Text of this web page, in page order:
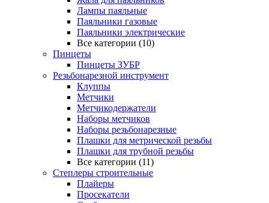
Лампы паяльные
Паяльники газовые
Паяльники электрические
Все категории (10)
Пинцеты
Пинцеты ЗУБР
Резьбонарезной инструмент
Клуппы
Метчики
Метчикодержатели
Наборы метчиков
Наборы резьбонарезные
Плашки для метрической резьбы
Плашки для трубной резьбы
Все категории (11)
Степлеры строительные
Плайеры
Просекатели